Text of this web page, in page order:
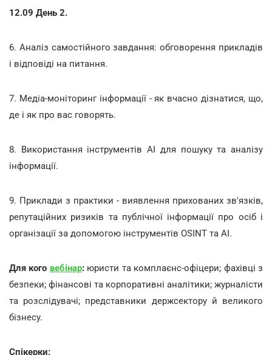
12.09 День 2.
6. Аналіз самостійного завдання: обговорення прикладів
і відповіді на питання.
7. Медіа-моніторинг інформації - як вчасно дізнатися, що,
де і як про вас говорять.
8. Використання інструментів АІ для пошуку та аналізу
інформації.
9. Приклади з практики - виявлення прихованих зв'язків,
репутаційних ризиків та публічної інформації про осіб і
організації за допомогою інструментів OSINT та АІ.
Для кого вебінар:юристи та комплаєнс-офіцери; фахівці з
безпеки; фінансові та корпоративні аналітики; журналісти
та розслідувачі; представники держсектору й великого
бізнесу.
Спікерки: